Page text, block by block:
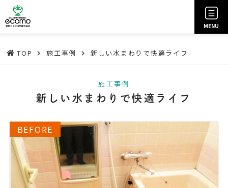
MENU
TOP 施工事例 新しい水まわりで快適ライフ
施工事例
新しい水まわりで快適ライフ